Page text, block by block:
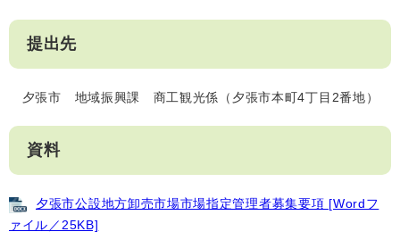
提出先
夕張市 地域振興課 商工観光係（夕張市本町4丁目2番地）
資料
夕張市公設地方卸売市場市場指定管理者募集要項 [Wordフ
ァイル／25KB]